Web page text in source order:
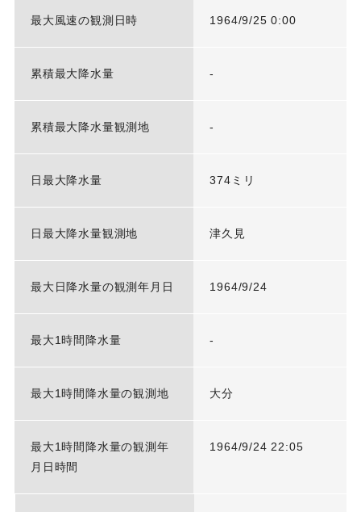
最大風速の観測日時 1964/9/25 0:00
累積最大降水量 -
累積最大降水量観測地 -
日最大降水量 374ミリ
日最大降水量観測地 津久見
最大日降水量の観測年月日 1964/9/24
最大1時間降水量 -
最大1時間降水量の観測地 大分
最大1時間降水量の観測年
月日時間
1964/9/24 22:05